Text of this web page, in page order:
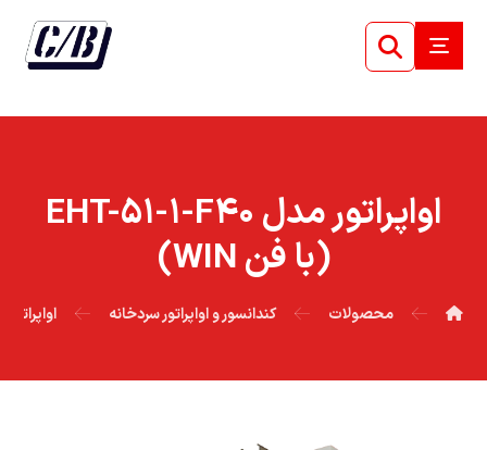
اواپراتور مدل EHT-۵۱-۱-F۴۰
(با فن WIN)
محصولات کندانسور و اواپراتور سردخانه اواپراتور EHT